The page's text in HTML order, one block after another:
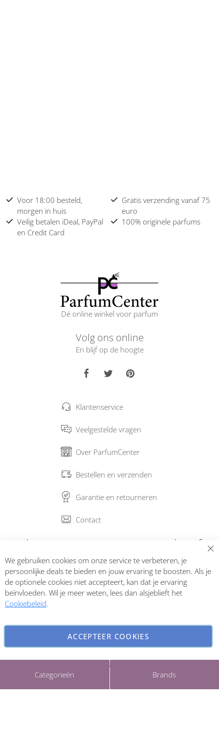
Categorieën Brands
Voor 18:00 besteld,
morgen in huis
Gratis verzending vanaf 75
euro
Veilig betalen iDeal, PayPal
en Credit Card
100% originele parfums
Dé online winkel voor parfum
Volg ons online
En blijf op de hoogte
Klantenservice
Veelgestelde vragen
Over ParfumCenter
Bestellen en verzenden
Garantie en retourneren
Contact
Abonneer op onze nieuwsbrief
Inschrijven
Copyright © 2026 ParfumCenter.nl. All rights reserved.
We gebruiken cookies om onze service te verbeteren, je
persoonlijke deals te bieden en jouw ervaring te boosten. Als je
de optionele cookies niet accepteert, kan dat je ervaring
beïnvloeden. Wil je meer weten, lees dan alsjeblieft het
Cookiebeleid.
ACCEPTEER COOKIES
INSTELLINGEN AANPASSEN